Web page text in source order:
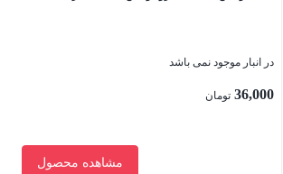
در انبار موجود نمی باشد
36,000 تومان
مشاهده محصول